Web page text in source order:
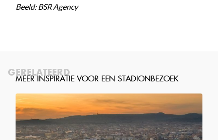
Beeld: BSR Agency
GERELATEERD